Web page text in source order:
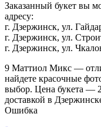
Заказанный букет вы
адресу:
г. Дзержинск, ул.
г. Дзержинск, ул.
г. Дзержинск, ул.
9 Маттиол Микс —
найдете красочные
выбор. Цена букета —
доставкой в
Ошибка